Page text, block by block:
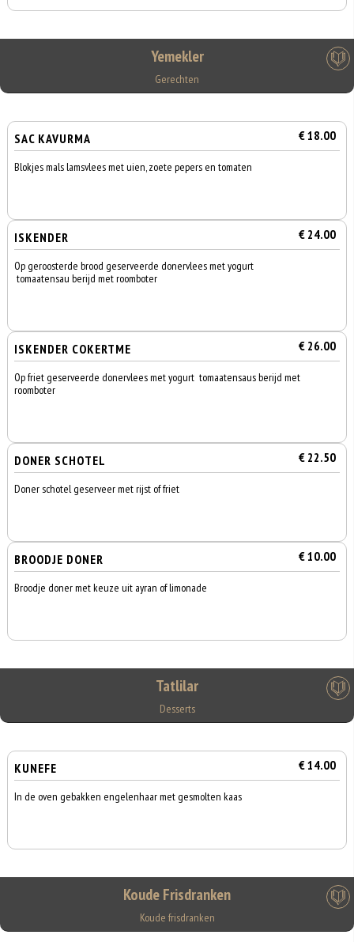
Yemekler
Gerechten
SAC KAVURMA € 18.00
Blokjes mals lamsvlees met uien, zoete pepers en tomaten
ISKENDER € 24.00
Op geroosterde brood geserveerde donervlees met yogurt
tomaatensau berijd met roomboter
ISKENDER COKERTME € 26.00
Op friet geserveerde donervlees met yogurt tomaatensaus berijd met
roomboter
DONER SCHOTEL € 22.50
Doner schotel geserveer met rijst of friet
BROODJE DONER € 10.00
Broodje doner met keuze uit ayran of limonade
Tatlilar
Desserts
KUNEFE € 14.00
In de oven gebakken engelenhaar met gesmolten kaas
Koude Frisdranken
Koude frisdranken